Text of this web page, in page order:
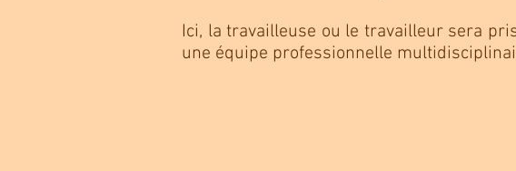
Ici, la travailleuse ou le travailleur sera
une équipe professionnelle